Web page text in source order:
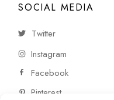
SOCIAL MEDIA
Twitter
Instagram
Facebook
Pinterest